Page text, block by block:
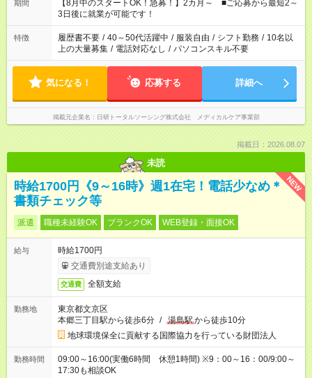
ね。 ※Wワーク希望の方へ 今ご覧のお仕事で希望する勤務時間
と、もう1つのお仕事の勤務時間。 合計で週40時間を超える場
合は応募できません。
期間
【8月中のスタートOK！急募！】2カ月～ ■ご応募から最短2～
3日後に就業が可能です！
特徴 履歴書不要 / 40～50代活躍中 / 服装自由 / シフト勤務 / 10名以
上の大量募集 / 電話対応なし / パソコンスキル不要
気になる！ 応募する 詳細へ
掲載元企業名 日研トータルソーシング株式会社 メディカルケア事業部
掲載日：2026.08.07
未読
NEW
時給1700円《9～16時》週1在宅！電話少なめ＊
書類チェック等
派遣 職種未経験OK ブランクOK WEB登録・面接OK
給与
時給1700円
交通費別途支給あり
交通費 全額支給
勤務地
東京都文京区
本郷三丁目駅から徒歩6分 / 湯島駅から徒歩10分
地球環境保全に貢献する国際協力を行っている財団法人
勤務時間
09:00～16:00(実働6時間 休憩1時間) ※9：00～16：00/9:00～
17:30も相談OK